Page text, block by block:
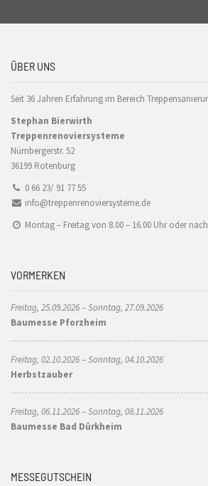
ÜBER UNS
Seit 36 Jahren Erfahrung im Bereich
Stephan Bierwirth
Treppenrenoviersysteme
Nürnbergerstr. 52
36199 Rotenburg
0 66 23/ 91 77 55
info@treppenrenoviersysteme.de
Montag – Freitag von 8.00 – 16.00 Uhr oder
VORMERKEN
Freitag, 25.09.2026 – Sonntag, 27.09.2026
Baumesse Pforzheim
Freitag, 02.10.2026 – Sonntag, 04.10.2026
Herbstzauber
Freitag, 06.11.2026 – Sonntag, 08.11.2026
Baumesse Bad Dürkheim
MESSEGUTSCHEIN